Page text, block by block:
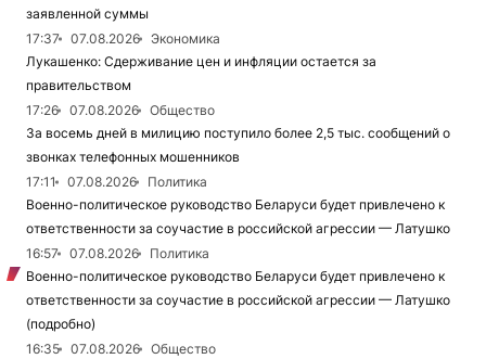
заявленной суммы
17:37
07.08.2026
Экономика
Лукашенко: Сдерживание цен и инфляции остается за
правительством
17:26
07.08.2026
Общество
За восемь дней в милицию поступило более 2,5 тыс. сообщений о
звонках телефонных мошенников
17:11
07.08.2026
Политика
Военно-политическое руководство Беларуси будет привлечено к
ответственности за соучастие в российской агрессии — Латушко
16:57
07.08.2026
Политика
Военно-политическое руководство Беларуси будет привлечено к
ответственности за соучастие в российской агрессии — Латушко
(подробно)
16:35
07.08.2026
Общество